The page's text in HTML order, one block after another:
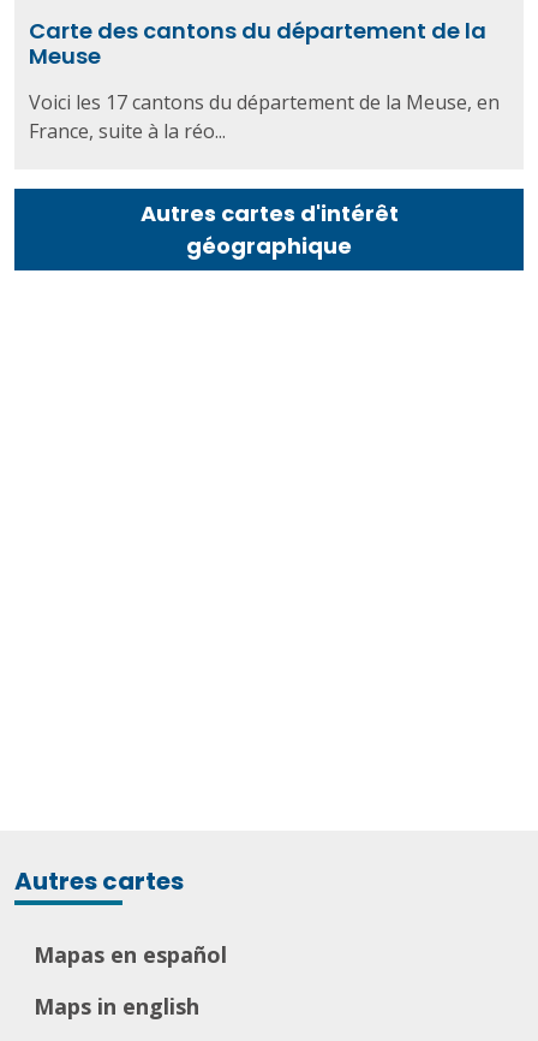
Carte des cantons du département de la
Meuse
Voici les 17 cantons du département de la Meuse, en
France, suite à la réo...
Autres cartes d'intérêt
géographique
Autres cartes
Mapas en español
Maps in english